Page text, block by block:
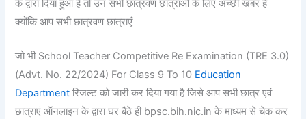
के द्वारा दिया हुआ है तो उन सभी छात्रवण छात्राओं के लिए अच्छी खबर है
क्योंकि आप सभी छात्रवण छात्राएं
जो भी School Teacher Competitive Re Examination (TRE 3.0)
(Advt. No. 22/2024) For Class 9 To 10 Education
Department रिजल्ट को जारी कर दिया गया है जिसे आप सभी छात्र एवं
छात्राएं ऑनलाइन के द्वारा घर बैठे ही bpsc.bih.nic.in के माध्यम से चेक कर